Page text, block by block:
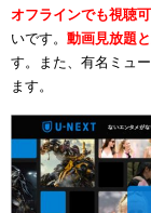
オフラインでも視聴
いです。 動画見放題
す。また、有名ミュ
ます。